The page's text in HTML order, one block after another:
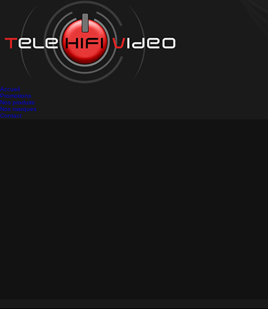
Accueil
Promotions
Nos produits
Nos marques
Contact